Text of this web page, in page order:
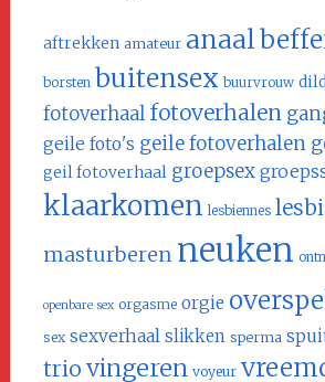
aftrekken amateur anaal
borsten buitensex buurvrouw
fotoverhaal fotoverhalen
geile foto's geile fotoverhalen
geil fotoverhaal groepsex
klaarkomen lesbiennes
masturberen neuken
openbare sex orgasme orgie
sex sexverhaal slikken sperma
trio vingeren voyeur